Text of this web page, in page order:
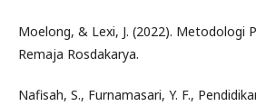
Moelong, & Lexi, J. (2022). Metodologi
Remaja Rosdakarya.
Nafisah, S., Furnamasari, Y. F.,